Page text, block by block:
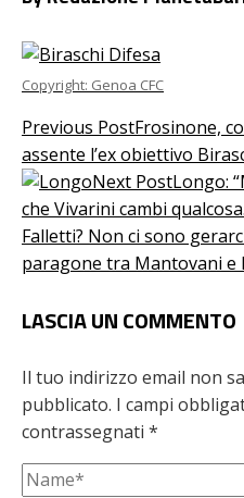
Copyright: Genoa CFC
Previous PostFrosinone,
assente l’ex obiettivo
Next PostLongo:
che Vivarini cambi
Falletti? Non ci sono
paragone tra Mantovani e
LASCIA UN COMMENTO
Il tuo indirizzo email non
pubblicato. I campi
contrassegnati *